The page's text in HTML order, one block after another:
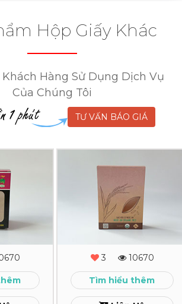
Hộp Giấy Khác
Hàng Sử Dụng Dịch Vụ
Của Chúng Tôi
TƯ VẤN BÁO GIÁ
Xem
3 10670
Tìm hiểu thêm